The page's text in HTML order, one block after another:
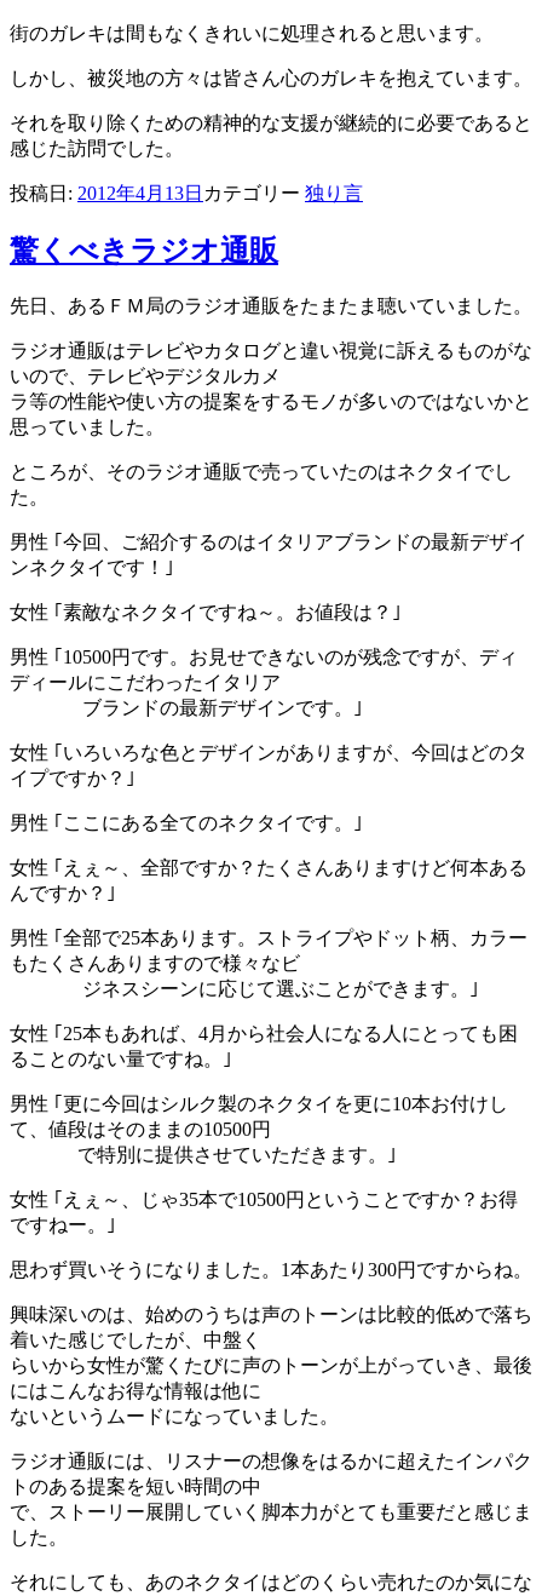
街のガレキは間もなくきれいに処理されると思います。
しかし、被災地の方々は皆さん心のガレキを抱えています。
それを取り除くための精神的な支援が継続的に必要であると
感じた訪問でした。
投稿日: 2012年4月13日 カテゴリー 独り言
驚くべきラジオ通販
先日、あるＦＭ局のラジオ通販をたまたま聴いていました。
ラジオ通販はテレビやカタログと違い視覚に訴えるものがな
いので、テレビやデジタルカメ
ラ等の性能や使い方の提案をするモノが多いのではないかと
思っていました。
ところが、そのラジオ通販で売っていたのはネクタイでし
た。
男性 ｢今回、ご紹介するのはイタリアブランドの最新デザイ
ンネクタイです！｣
女性 ｢素敵なネクタイですね～。お値段は？｣
男性 ｢10500円です。お見せできないのが残念ですが、ディ
ディールにこだわったイタリア
ブランドの最新デザインです。｣
女性 ｢いろいろな色とデザインがありますが、今回はどのタ
イプですか？｣
男性 ｢ここにある全てのネクタイです。｣
女性 ｢えぇ～、全部ですか？たくさんありますけど何本ある
んですか？｣
男性 ｢全部で25本あります。ストライプやドット柄、カラー
もたくさんありますので様々なビ
ジネスシーンに応じて選ぶことができます。｣
女性 ｢25本もあれば、4月から社会人になる人にとっても困
ることのない量ですね。｣
男性 ｢更に今回はシルク製のネクタイを更に10本お付けし
て、値段はそのままの10500円
で特別に提供させていただきます。｣
女性 ｢えぇ～、じゃ35本で10500円ということですか？お得
ですねー。｣
思わず買いそうになりました。1本あたり300円ですからね。
興味深いのは、始めのうちは声のトーンは比較的低めで落ち
着いた感じでしたが、中盤く
らいから女性が驚くたびに声のトーンが上がっていき、最後
にはこんなお得な情報は他に
ないというムードになっていました。
ラジオ通販には、リスナーの想像をはるかに超えたインパク
トのある提案を短い時間の中
で、ストーリー展開していく脚本力がとても重要だと感じま
した。
それにしても、あのネクタイはどのくらい売れたのか気にな